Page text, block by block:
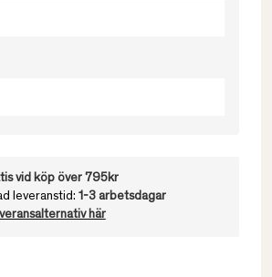
vid köp över 795kr
leveranstid: 1-3 arbetsdagar
här